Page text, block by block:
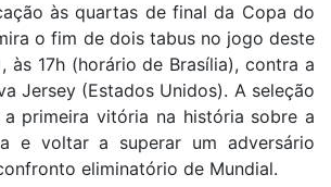
às quartas de final da Copa do
o fim de dois tabus no jogo deste
às 17h (horário de Brasília), contra a
Jersey (Estados Unidos). A seleção
a primeira vitória na história sobre a
e voltar a superar um adversário
eliminatório de Mundial.